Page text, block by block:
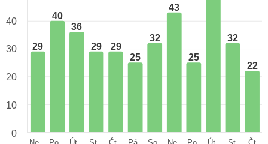
29
40
36
29
29
25
32
43
25
32
22
40
30
20
10
0